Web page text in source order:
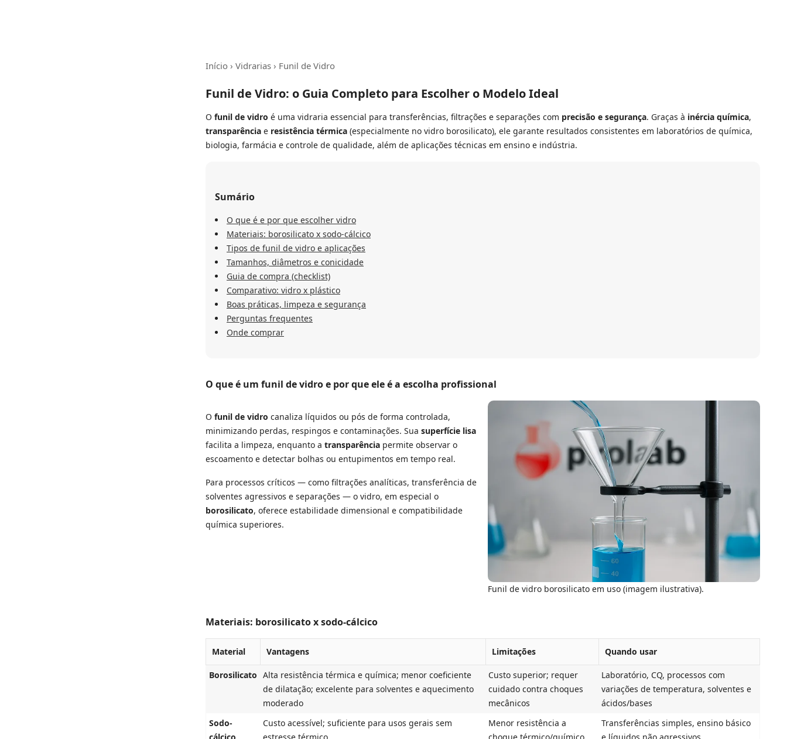
Início › Vidrarias › Funil de Vidro
Funil de Vidro: o Guia Completo para Escolher o Modelo Ideal
O funil de vidro é uma vidraria essencial para transferências, filtrações e separações com precisão e segurança. Graças à inércia química,
transparência e resistência térmica (especialmente no vidro borosilicato), ele garante resultados consistentes em laboratórios de química,
biologia, farmácia e controle de qualidade, além de aplicações técnicas em ensino e indústria.
Sumário
O que é e por que escolher vidro
Materiais: borosilicato x sodo-cálcico
Tipos de funil de vidro e aplicações
Tamanhos, diâmetros e conicidade
Guia de compra (checklist)
Comparativo: vidro x plástico
Boas práticas, limpeza e segurança
Perguntas frequentes
Onde comprar
O que é um funil de vidro e por que ele é a escolha profissional
O funil de vidro canaliza líquidos ou pós de forma controlada,
minimizando perdas, respingos e contaminações. Sua superfície lisa
facilita a limpeza, enquanto a transparência permite observar o
escoamento e detectar bolhas ou entupimentos em tempo real.
Para processos críticos — como filtrações analíticas, transferência de
solventes agressivos e separações — o vidro, em especial o
borosilicato, oferece estabilidade dimensional e compatibilidade
química superiores.
Funil de vidro borosilicato em uso (imagem ilustrativa).
Materiais: borosilicato x sodo-cálcico
Material Vantagens Limitações Quando usar
Borosilicato Alta resistência térmica e química; menor coeficiente
de dilatação; excelente para solventes e aquecimento
moderado
Custo superior; requer
cuidado contra choques
mecânicos
Laboratório, CQ, processos com
variações de temperatura, solventes e
ácidos/bases
Sodo-
Custo acessível; suficiente para usos gerais sem
Menor resistência a
Transferências simples, ensino básico